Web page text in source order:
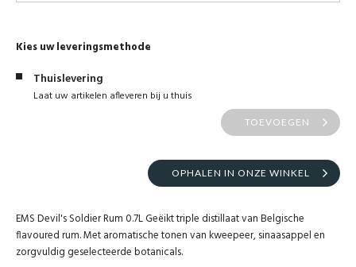
Kies uw leveringsmethode
Thuislevering
Laat uw artikelen afleveren bij u thuis
TOEVOEGEN
OPHALEN IN ONZE WINKEL
EMS Devil's Soldier Rum 0.7L Geëikt triple distillaat van Belgische
flavoured rum. Met aromatische tonen van kweepeer, sinaasappel en
zorgvuldig geselecteerde botanicals.